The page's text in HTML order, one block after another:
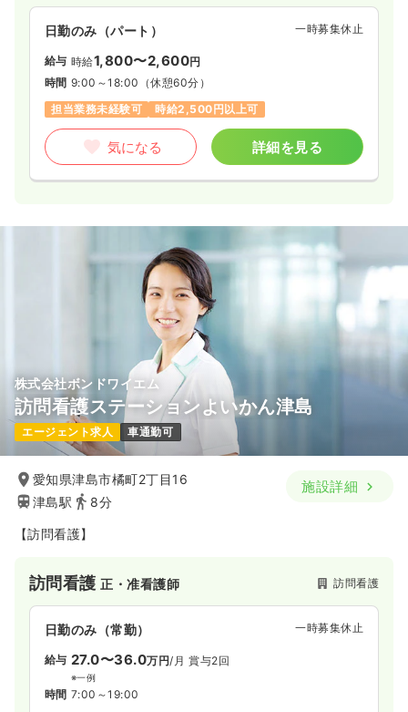
日勤のみ（パート） 一時募集休止
給与 時給1,800〜2,600円
時間 9:00～18:00 （休憩60分）
担当業務未経験可
時給2,500円以上可
気になる 詳細を見る
株式会社ボンドワイエム
訪問看護ステーションよいかん津島
エージェント求人 車通勤可
愛知県津島市橘町2丁目16
津島駅
8分
施設詳細
【訪問看護】
訪問看護正・准看護師 訪問看護
日勤のみ（常勤） 一時募集休止
給与 27.0〜36.0万円/月 賞与2回
※一例
時間 7:00～19:00